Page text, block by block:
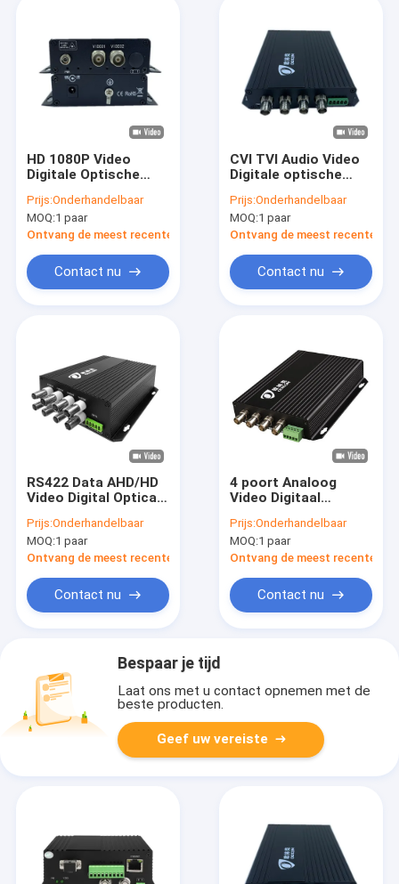
HD 1080P Video
Digitale Optische
CVI TVI FC Fiber
20km Single Mode
Prijs:Onderhandelbaar
MOQ:1 paar
Ontvang de meest recente Prijs
Contact nu
CVI TVI Audio Video
Digitale optische
Industrial Monitoring
Zwart
Prijs:Onderhandelbaar
MOQ:1 paar
Ontvang de meest recente
Contact nu
RS422 Data AHD/HD
Video Digital Optical
Camera 1080P
DC12V CE
Prijs:Onderhandelbaar
MOQ:1 paar
Ontvang de meest recente Prijs
Contact nu
4 poort Analoog
Video Digitaal
Glasvezel Extender
SC ST FC poort
Prijs:Onderhandelbaar
MOQ:1 paar
Ontvang de meest recente
Contact nu
Bespaar je tijd
Laat ons met u contact opnemen met de
beste producten.
Geef uw vereiste